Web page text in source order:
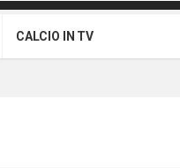
CALCIO IN TV